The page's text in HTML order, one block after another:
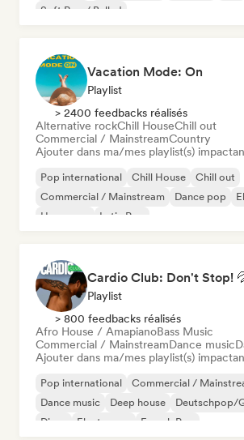
Soft Pop / Ballad
Vacation Mode: On
Playlist
> 2400 feedbacks réalisés
Alternative rockChill HouseChill out
Commercial / MainstreamCountry
Ajouter dans ma/mes playlist(s)
Pop international Chill House
Chill out
Commercial / Mainstream
Dance pop
Hyperpop
Latin Pop
Cardio Club: Don't Stop!
Playlist
> 800 feedbacks réalisés
Afro House / AmapianoBass Music
Commercial / MainstreamDance music
Ajouter dans ma/mes playlist(s)
Pop international
Commercial /
Dance music
Deep house
Deutschpop/
Disco
Electropop French Pop